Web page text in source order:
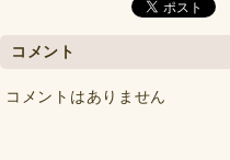
コメント
コメントはありません